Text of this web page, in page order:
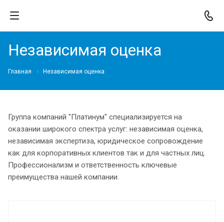
Независимая оценка
Главная Независимая оценка
Группа компаний "Платинум" специализируется на
оказании широкого спектра услуг: независимая оценка,
независимая экспертиза, юридическое сопровождение
как для корпоративных клиентов так и для частных лиц.
Профессионализм и ответственность ключевые
преимущества нашей компании.